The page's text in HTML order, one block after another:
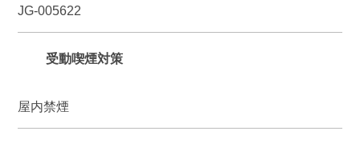
JG-005622
受動喫煙対策
屋内禁煙